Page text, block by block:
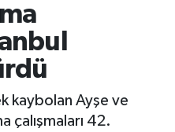
kaybolan Ayşe ve
çalışmaları 42.
ve Fikstür